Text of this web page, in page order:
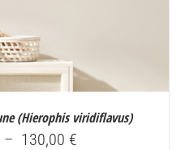
(Hierophis viridiflavus)
– 130,00 €Plage